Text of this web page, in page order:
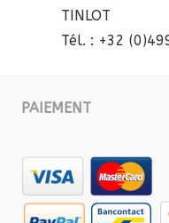
TINLOT
Tél. : +32
PAIEMENT